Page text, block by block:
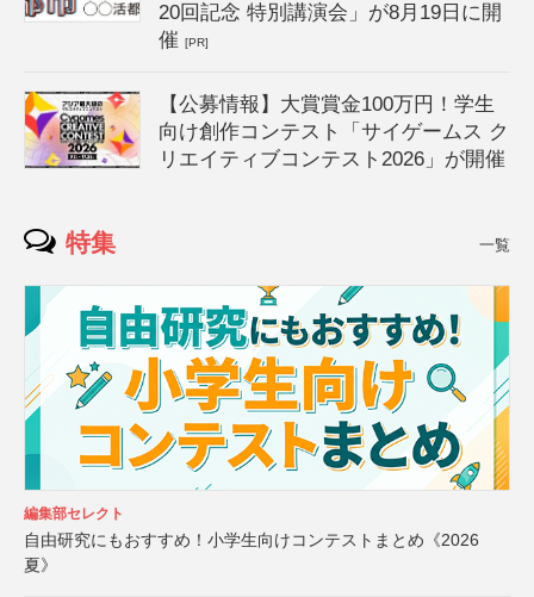
20回記念 特別講演会」が8月19日に開
催[PR]
【公募情報】大賞賞金100万円！学生
向け創作コンテスト「サイゲームス ク
リエイティブコンテスト2026」が開催
特集 一覧
編集部セレクト
自由研究にもおすすめ！小学生向けコンテストまとめ《2026
夏》